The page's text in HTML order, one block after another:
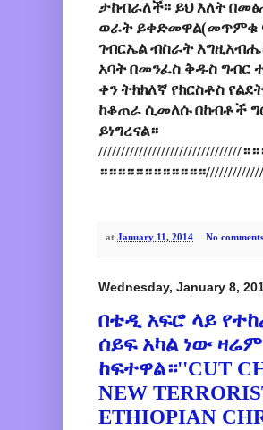
ታከብራለች፡፡ ይህ እለት
ወራት ይቀድመዋል(መጥምቁ
ገብርኤል ብስራት
አባት በመንፈስ ቅዱስ ግብር
ቀን ትክክለኛ የክርስቶስ
ከቆጠራ ሲመለሱ በከብቶች
ይነግረናል።
////////////////////////////////
at January 11, 2014 No
Wednesday, January 8,
በቴዲ አፍሮ ላይ
ሰይፍ አካል ነው
ከፍተዋል።''CUT
NEW
ETHIOPIAN